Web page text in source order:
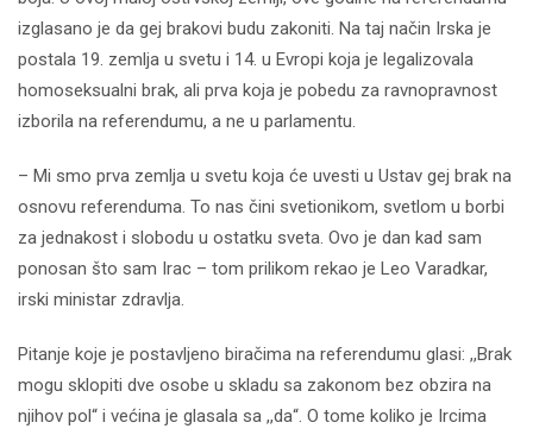
izglasano je da gej brakovi budu zakoniti. Na taj način Irska je
postala 19. zemlja u svetu i 14. u Evropi koja je legalizovala
homoseksualni brak, ali prva koja je pobedu za ravnopravnost
izborila na referendumu, a ne u parlamentu.
– Mi smo prva zemlja u svetu koja će uvesti u Ustav gej brak na
osnovu referenduma. To nas čini svetionikom, svetlom u borbi
za jednakost i slobodu u ostatku sveta. Ovo je dan kad sam
ponosan što sam Irac – tom prilikom rekao je Leo Varadkar,
irski ministar zdravlja.
Pitanje koje je postavljeno biračima na referendumu glasi: ,,Brak
mogu sklopiti dve osobe u skladu sa zakonom bez obzira na
njihov pol“ i većina je glasala sa ,,da“. O tome koliko je Ircima